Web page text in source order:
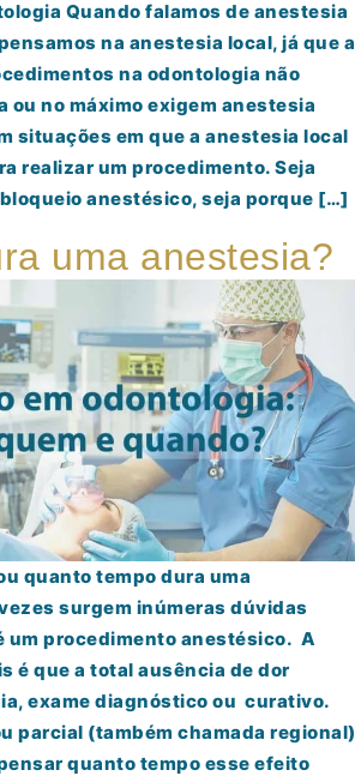
Quando falamos de anestesia
na anestesia local, já que a
na odontologia não
ou no máximo exigem anestesia
situações em que a anestesia local
realizar um procedimento. Seja
anestésico, seja porque […]
uma anestesia?
quanto tempo dura uma
surgem inúmeras dúvidas
um procedimento anestésico. A
é que a total ausência de dor
exame diagnóstico ou curativo.
parcial (também chamada
quanto tempo esse efeito